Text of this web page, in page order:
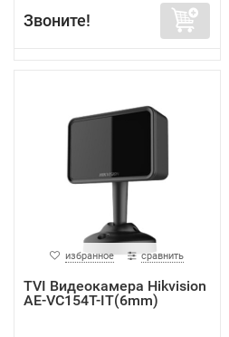
Звоните!
избранное сравнить
TVI Видеокамера Hikvision
AE-VC154T-IT(6mm)